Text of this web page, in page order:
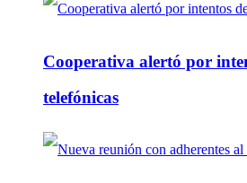
Cooperativa alertó por
telefónicas